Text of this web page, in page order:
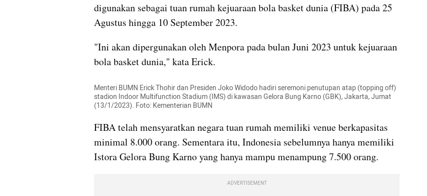
digunakan sebagai tuan rumah kejuaraan bola basket dunia (FIBA) pada 25
Agustus hingga 10 September 2023.
"Ini akan dipergunakan oleh Menpora pada bulan Juni 2023 untuk kejuaraan
bola basket dunia," kata Erick.
Menteri BUMN Erick Thohir dan Presiden Joko Widodo hadiri seremoni penutupan atap (topping off)
stadion Indoor Multifunction Stadium (IMS) di kawasan Gelora Bung Karno (GBK), Jakarta, Jumat
(13/1/2023). Foto: Kementerian BUMN
FIBA telah mensyaratkan negara tuan rumah memiliki venue berkapasitas
minimal 8.000 orang. Sementara itu, Indonesia sebelumnya hanya memiliki
Istora Gelora Bung Karno yang hanya mampu menampung 7.500 orang.
ADVERTISEMENT